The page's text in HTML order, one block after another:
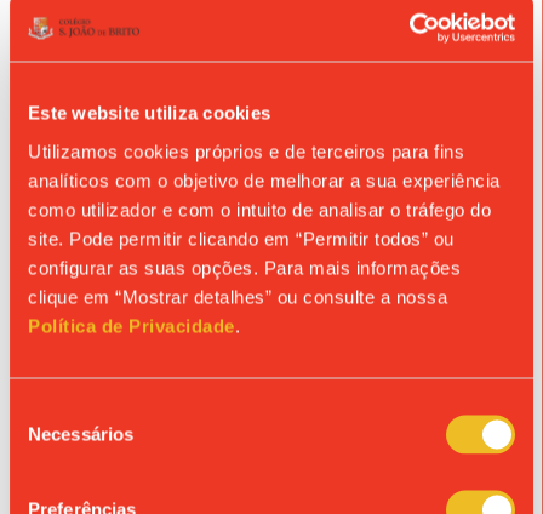
Este website utiliza cookies
Utilizamos cookies próprios e de terceiros para fins
analíticos com o objetivo de melhorar a sua experiência
como utilizador e com o intuito de analisar o tráfego do
site. Pode permitir clicando em “Permitir todos” ou
configurar as suas opções. Para mais informações
clique em “Mostrar detalhes” ou consulte a nossa
Política de Privacidade.
Necessários
Preferências